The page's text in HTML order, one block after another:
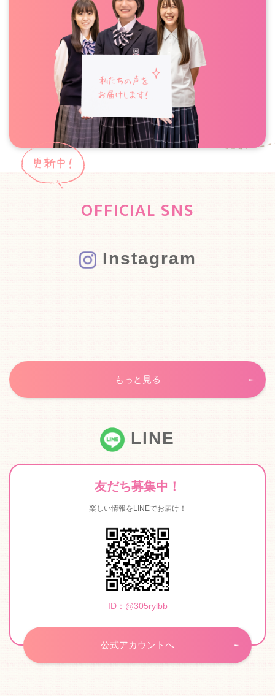
OFFICIAL SNS
Instagram
もっと見る
LINE
友だち募集中！
楽しい情報をLINEでお届け！
ID：@305rylbb
公式アカウントへ